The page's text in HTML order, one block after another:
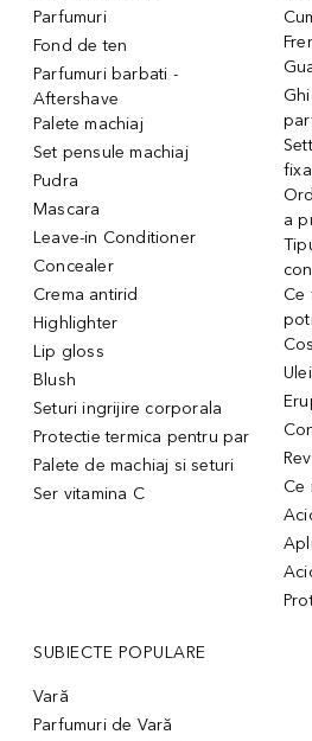
Parfumuri
Fond de ten
Parfumuri barbati -
Aftershave
Palete machiaj
Set pensule machiaj
Pudra
Mascara
Leave-in Conditioner
Concealer
Crema antirid
Highlighter
Lip gloss
Blush
Seturi ingrijire corporala
Protectie termica pentru par
Palete de machiaj si seturi
Ser vitamina C
a
Ce
Ce
SUBIECTE POPULARE
Vară
Parfumuri de Vară